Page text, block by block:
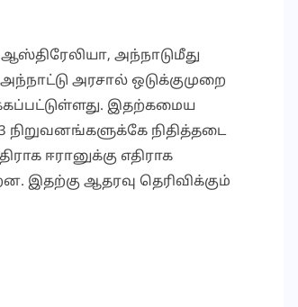
அந்நாடுமீது
அரசால் ஒடுக்குமுறை
இதற்கமைய
நிறுவனங்களுக்கே நிதித்தடை
ஈரானுக்கு எதிராக
இதற்கு ஆதரவு தெரிவிக்கும்